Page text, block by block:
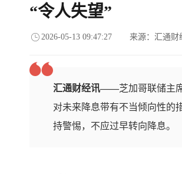
“令人失望”
2026-05-13 09:47:27 来源：汇通财
汇通财经讯——芝加哥联储主
对未来降息带有不当倾向性的
持警惕，不应过早转向降息。